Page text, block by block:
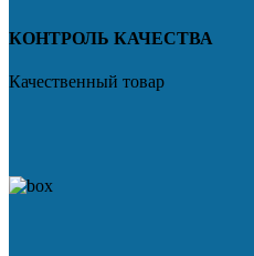
КОНТРОЛЬ КАЧЕСТВА
Качественный товар